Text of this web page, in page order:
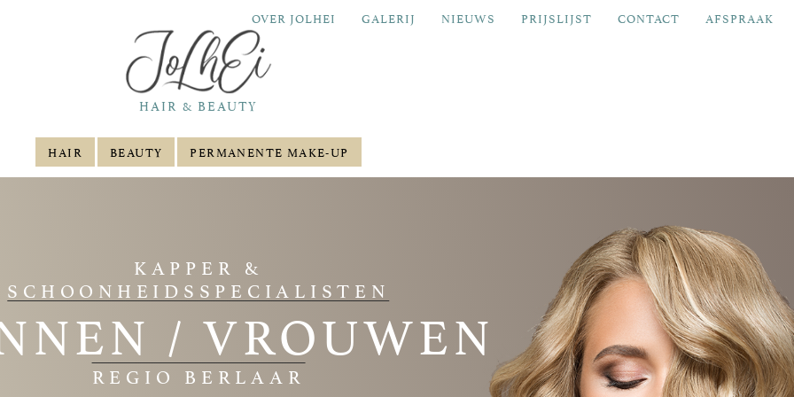
OVER JOLHEI GALERIJ NIEUWS PRIJSLIJST CONTACT AFSPRAAK
HAIR & BEAUTY
HAIR BEAUTY PERMANENTE MAKE-UP
KAPPER &
SCHOONHEIDSSPECIALISTEN
/ VROUWEN
REGIO BERLAAR